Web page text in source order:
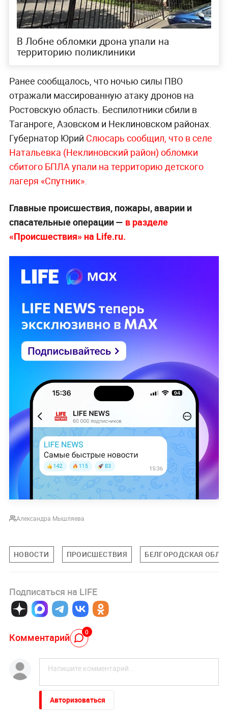
В Лобне обломки дрона упали на
территорию поликлиники
Ранее сообщалось, что ночью силы ПВО
отражали массированную атаку дронов на
Ростовскую область. Беспилотники сбили в
Таганроге, Азовском и Неклиновском районах.
Губернатор Юрий Слюсарь сообщил, что в селе
Натальевка (Неклиновский район) обломки
сбитого БПЛА упали на территорию детского
лагеря «Спутник».
Главные происшествия, пожары, аварии и
спасательные операции — в разделе
«Происшествия» на Life.ru.
Александра Мышляева
НОВОСТИ ПРОИСШЕСТВИЯ БЕЛГОРОДСКАЯ
Подписаться на LIFE
Комментарий 0
Авторизоваться